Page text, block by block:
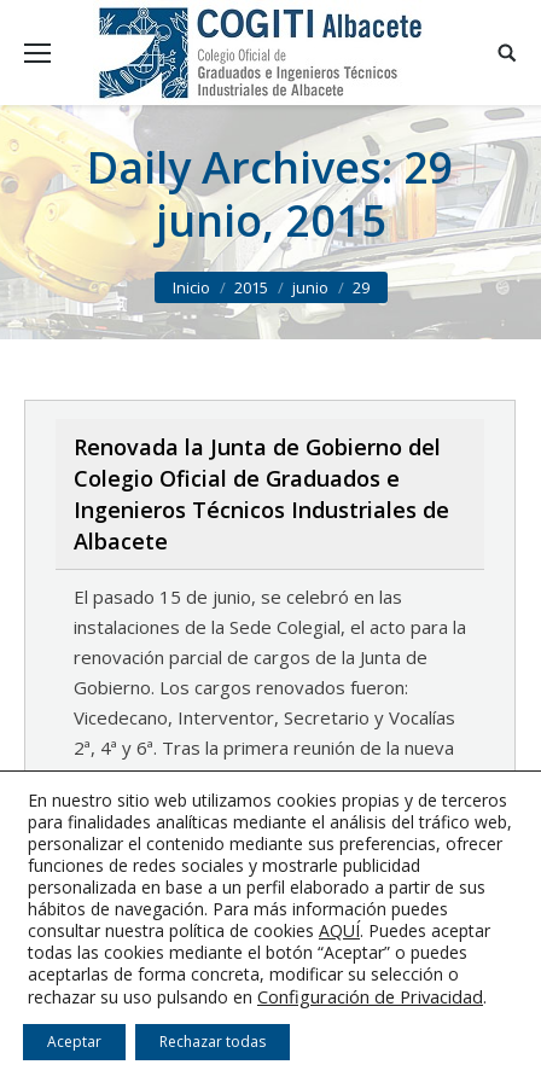
Daily Archives:29
junio, 2015
You are here:
Inicio 2015 junio 29
Renovada la Junta de Gobierno del
Colegio Oficial de Graduados e
Ingenieros Técnicos Industriales de
Albacete
El pasado 15 de junio, se celebró en las
instalaciones de la Sede Colegial, el acto para la
renovación parcial de cargos de la Junta de
Gobierno. Los cargos renovados fueron:
Vicedecano, Interventor, Secretario y Vocalías
2ª, 4ª y 6ª. Tras la primera reunión de la nueva
Junta de Gobierno celebrada el pasado 22 de…
29 junio, 2015 Noticias BySynergy Internet
Colegio Oficial de Graduados e Ingenieros Técnicos Industriales de
Albacete
Aviso Legal-Condiciones Generales -RGPD-Cookies
En nuestro sitio web utilizamos cookies propias y de terceros
para finalidades analíticas mediante el análisis del tráfico web,
personalizar el contenido mediante sus preferencias, ofrecer
funciones de redes sociales y mostrarle publicidad
personalizada en base a un perfil elaborado a partir de sus
hábitos de navegación. Para más información puedes
consultar nuestra política de cookies AQUÍ. Puedes aceptar
todas las cookies mediante el botón “Aceptar” o puedes
aceptarlas de forma concreta, modificar su selección o
rechazar su uso pulsando en Configuración de Privacidad.
Aceptar Rechazar todas